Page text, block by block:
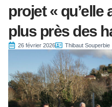
projet « qu’elle
plus près des
26 février 2026 Thibaut Souperbie